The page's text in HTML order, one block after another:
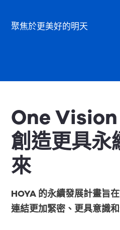
聚焦於更美好的明天
One Vision
創造更具永
來
HOYA 的永續發展計畫旨
連結更加緊密、更具意識